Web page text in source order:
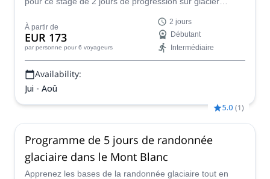
Blanc. Apprenez les techniques de base nécessaires à la
randonnée glaciaire ! Ce stage est également ouvert aux
enfants à partir de 12 ans.
À partir de
EUR 173
par personne pour 6 voyageurs
2 jours
Débutant
Intermédiaire
Availability:
Jui - Aoû
5.0 (1)
Programme de 5 jours de randonnée
glaciaire dans le Mont Blanc
Apprenez les bases de la randonnée glaciaire tout en